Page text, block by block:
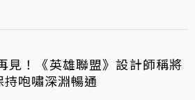
見！《英雄聯盟》設計師稱將
咆嘯深淵暢通